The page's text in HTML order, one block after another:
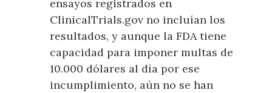
ensayos registrados en
ClinicalTrials.gov no incluían los
resultados, y aunque la FDA tiene
capacidad para imponer multas de
10.000 dólares al día por ese
incumplimiento, aún no se han